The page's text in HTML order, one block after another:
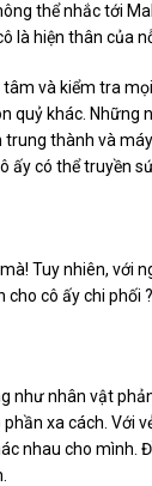
thể nhắc tới
là hiện thân của
và kiểm tra
quỷ khác.
trung thành và
ấy có thể truyền
Tuy nhiên, với
cô ấy chi phối
như nhân vật
xa cách. Với
nhau cho